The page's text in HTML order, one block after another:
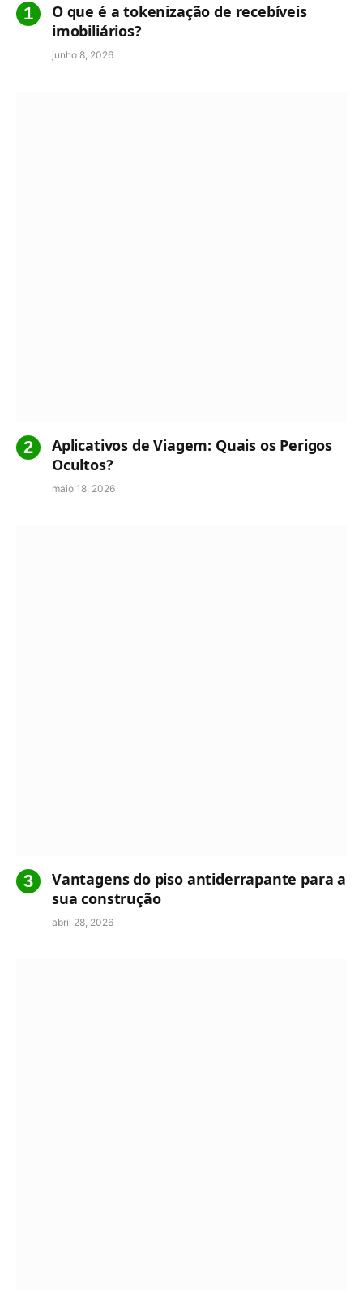
O que é a tokenização de recebíveis
imobiliários?
junho 8, 2026
Aplicativos de Viagem: Quais os Perigos
Ocultos?
maio 18, 2026
Vantagens do piso antiderrapante para a
sua construção
abril 28, 2026